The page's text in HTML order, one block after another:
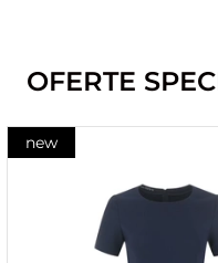
OFERTE
new